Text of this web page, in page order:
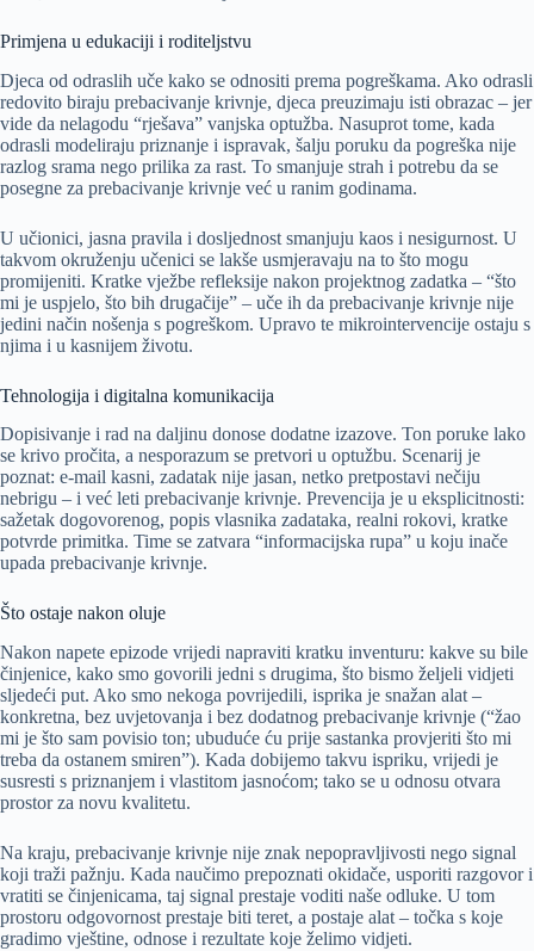
Primjena u edukaciji i roditeljstvu
Djeca od odraslih uče kako se odnositi prema pogreškama. Ako odrasli
redovito biraju prebacivanje krivnje, djeca preuzimaju isti obrazac – jer
vide da nelagodu “rješava” vanjska optužba. Nasuprot tome, kada
odrasli modeliraju priznanje i ispravak, šalju poruku da pogreška nije
razlog srama nego prilika za rast. To smanjuje strah i potrebu da se
posegne za prebacivanje krivnje već u ranim godinama.
U učionici, jasna pravila i dosljednost smanjuju kaos i nesigurnost. U
takvom okruženju učenici se lakše usmjeravaju na to što mogu
promijeniti. Kratke vježbe refleksije nakon projektnog zadatka – “što
mi je uspjelo, što bih drugačije” – uče ih da prebacivanje krivnje nije
jedini način nošenja s pogreškom. Upravo te mikrointervencije ostaju s
njima i u kasnijem životu.
Tehnologija i digitalna komunikacija
Dopisivanje i rad na daljinu donose dodatne izazove. Ton poruke lako
se krivo pročita, a nesporazum se pretvori u optužbu. Scenarij je
poznat: e-mail kasni, zadatak nije jasan, netko pretpostavi nečiju
nebrigu – i već leti prebacivanje krivnje. Prevencija je u eksplicitnosti:
sažetak dogovorenog, popis vlasnika zadataka, realni rokovi, kratke
potvrde primitka. Time se zatvara “informacijska rupa” u koju inače
upada prebacivanje krivnje.
Što ostaje nakon oluje
Nakon napete epizode vrijedi napraviti kratku inventuru: kakve su bile
činjenice, kako smo govorili jedni s drugima, što bismo željeli vidjeti
sljedeći put. Ako smo nekoga povrijedili, isprika je snažan alat –
konkretna, bez uvjetovanja i bez dodatnog prebacivanje krivnje (“žao
mi je što sam povisio ton; ubuduće ću prije sastanka provjeriti što mi
treba da ostanem smiren”). Kada dobijemo takvu ispriku, vrijedi je
susresti s priznanjem i vlastitom jasnoćom; tako se u odnosu otvara
prostor za novu kvalitetu.
Na kraju, prebacivanje krivnje nije znak nepopravljivosti nego signal
koji traži pažnju. Kada naučimo prepoznati okidače, usporiti razgovor i
vratiti se činjenicama, taj signal prestaje voditi naše odluke. U tom
prostoru odgovornost prestaje biti teret, a postaje alat – točka s koje
gradimo vještine, odnose i rezultate koje želimo vidjeti.